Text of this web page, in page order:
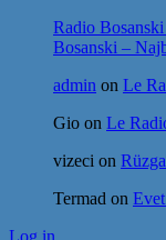
Radio
Bosanski –
admin on Le
Gio on Le
vizeci on
Termad on
Log in